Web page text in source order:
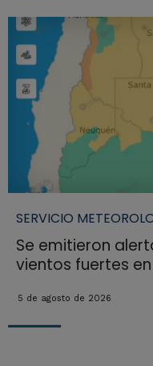
SERVICIO
Se emitieron
vientos fuertes
5 de agosto de 2026